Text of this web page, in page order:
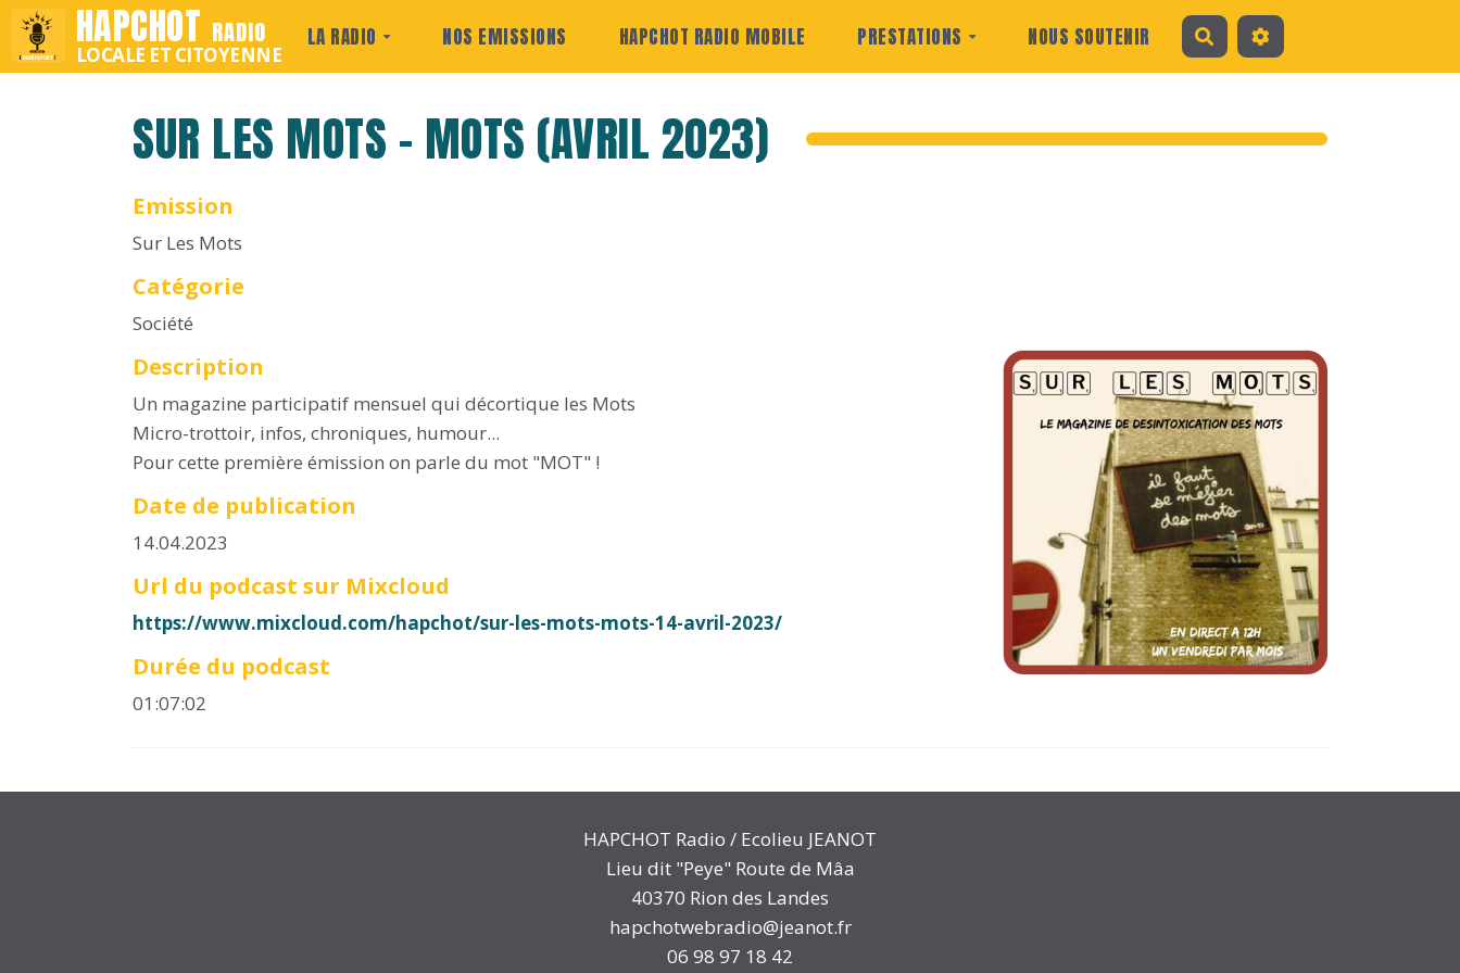
HAPCHOT RADIO
LOCALE ET CITOYENNE
LA RADIO NOS EMISSIONS HAPCHOT RADIO MOBILE PRESTATIONS NOUS SOUTENIR Rechercher
SUR LES MOTS - MOTS (AVRIL 2023)
Emission
Sur Les Mots
Catégorie
Société
Description
Un magazine participatif mensuel qui décortique les Mots
Micro-trottoir, infos, chroniques, humour...
Pour cette première émission on parle du mot "MOT" !
Date de publication
14.04.2023
Url du podcast sur Mixcloud
https://www.mixcloud.com/hapchot/sur-les-mots-mots-14-avril-2023/
Durée du podcast
01:07:02
HAPCHOT Radio / Ecolieu JEANOT
Lieu dit "Peye" Route de Mâa
40370 Rion des Landes
hapchotwebradio@jeanot.fr
06 98 97 18 42